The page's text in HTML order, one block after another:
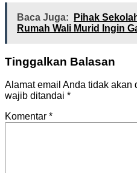
Baca Juga:
Pihak
Rumah Wali Murid Ingin
Tinggalkan Balasan
Alamat email Anda tidak akan
wajib ditandai *
Komentar *